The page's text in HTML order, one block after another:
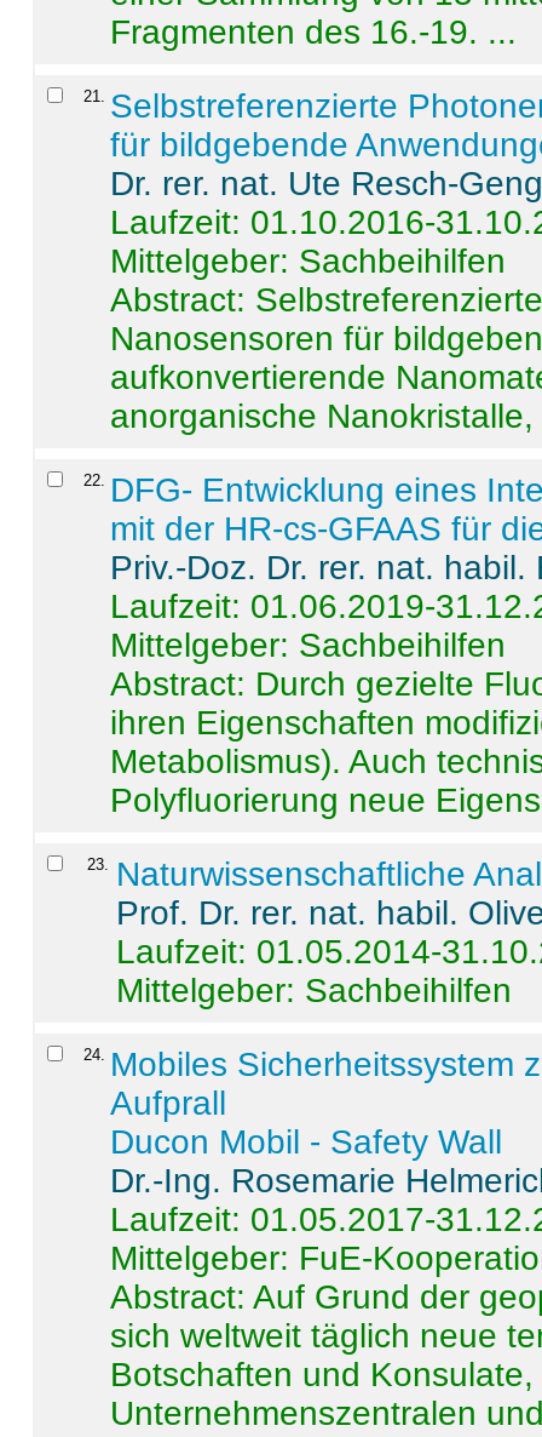
Fragmenten des 16.-19. ...
21
Selbstreferenzierte
für bildgebende
Dr. rer. nat. Ute Resch-
Laufzeit: 01.10.2016-
Mittelgeber: Sachbeihilfen
Abstract:
Nanosensoren für
aufkonvertierende
anorganische
22
DFG- Entwicklung eines
mit der HR-cs-GFAAS für
Priv.-Doz. Dr. rer. nat.
Laufzeit: 01.06.2019-
Mittelgeber: Sachbeihilfen
Abstract: Durch gezielte
ihren Eigenschaften
Metabolismus). Auch
Polyfluorierung neue
23. Naturwissenschaftliche
Prof. Dr. rer. nat. habil.
Laufzeit: 01.05.2014-
Mittelgeber: Sachbeihilfen
24. Mobiles Sicherheitssystem
Aufprall
Ducon Mobil - Safety Wall
Dr.-Ing. Rosemarie
Laufzeit: 01.05.2017-
Mittelgeber: FuE-
Abstract:Auf Grund der
sich weltweit täglich neue
Botschaften und
Unternehmenszentralen